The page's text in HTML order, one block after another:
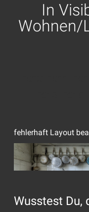
⁣In
Wohnen/
fehlerhaft Layout
Wusstest Du,